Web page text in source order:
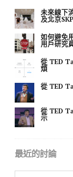
未來線下
及北京
如何避免
用戶研究
從 TED
煩
從 TED
從 TED
示
最近的討論